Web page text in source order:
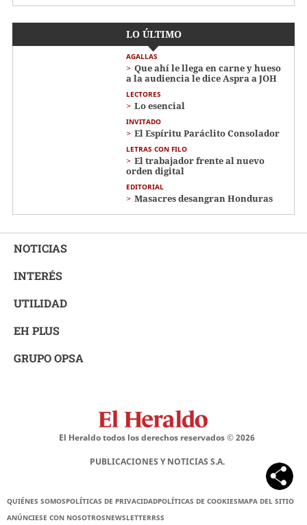
LO ÚLTIMO
AGALLAS
Que ahí le llega en carne y hueso
a la audiencia le dice Aspra a JOH
LECTORES
Lo esencial
INVITADO
El Espíritu Paráclito Consolador
LETRAS CON FILO
El trabajador frente al nuevo
orden digital
EDITORIAL
Masacres desangran Honduras
NOTICIAS
INTERÉS
UTILIDAD
EH PLUS
GRUPO OPSA
El Heraldo todos los derechos reservados ©2026
PUBLICACIONES Y NOTICIAS S.A.
QUIÉNES SOMOSPOLÍTICAS DE PRIVACIDADPOLÍTICAS DE COOKIESMAPA DEL SITIO
ANÚNCIESE CON NOSOTROSNEWSLETTERRSS